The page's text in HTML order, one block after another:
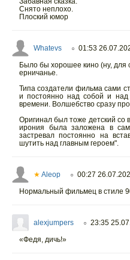
Снято неплохо.
Плоский юмор
Whatevs ○ 01:53
Было бы хорошее кино (ну, для
ерничанье.
Типа создатели фильма сами
и постоянно над собой и
времени. Волшебство сразу
Оригинал был тоже детский со
ирония была заложена в
застревал постоянно на
шутить над главным героем".
★ Aleop ○ 00:27
Нормальный фильмец в стиле
alexjumpers ○ 23:35
«Федя, дичь!»